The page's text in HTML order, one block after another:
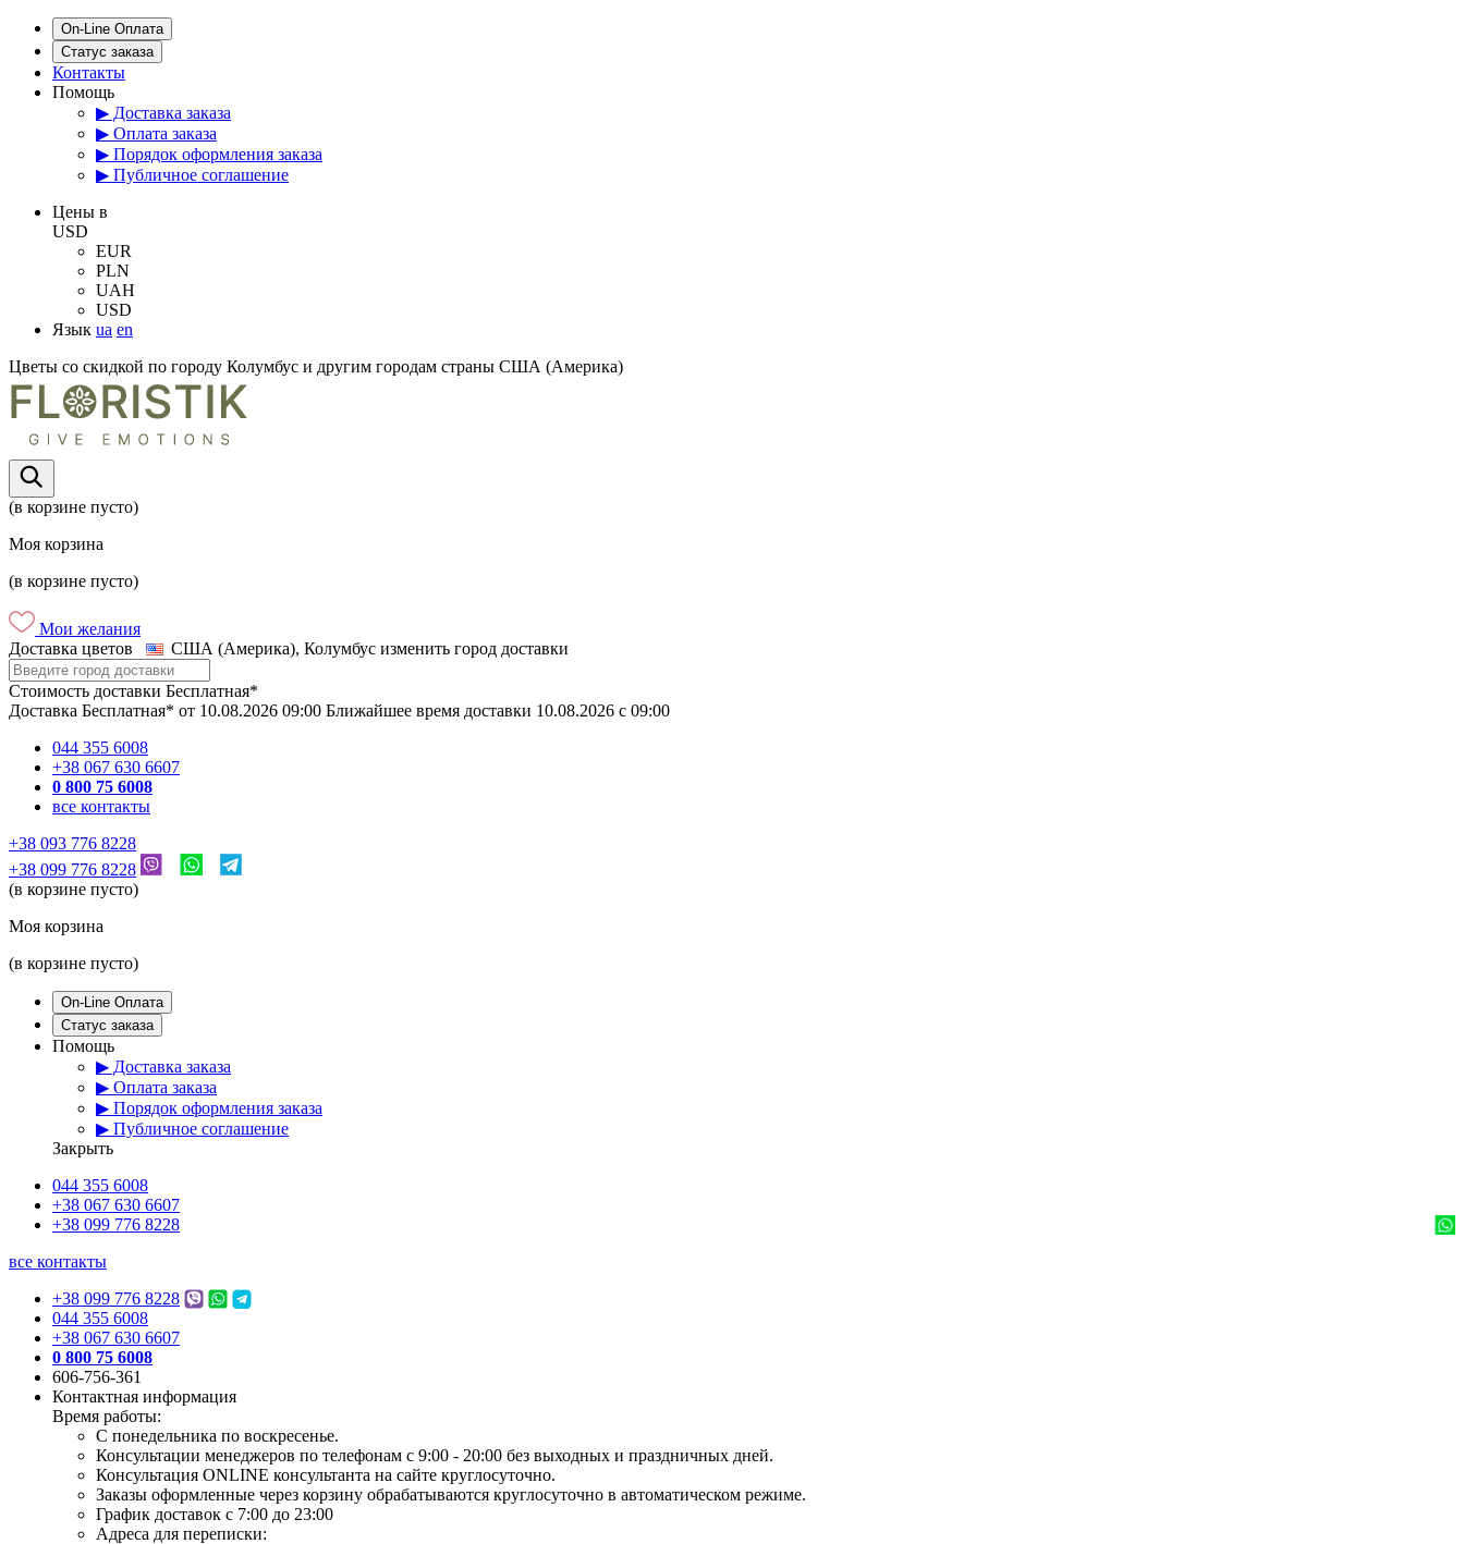
On-Line Оплата
Статус заказа
Контакты
Помощь
▶ Доставка заказа
▶ Оплата заказа
▶ Порядок оформления заказа
▶ Публичное соглашение
Цены в
USD
EUR
PLN
UAH
USD
Язык ua en
Цветы со скидкой по городу Колумбус и другим городам страны США (Америка)
(в корзине пусто)
Моя корзина
(в корзине пусто)
Мои желания
Доставка цветов
США (Америка), Колумбус изменить город доставки
Стоимость доставки Бесплатная*
Доставка Бесплатная* от 10.08.2026 09:00 Ближайшее время доставки 10.08.2026 c 09:00
044 355 6008
+38 067 630 6607
0 800 75 6008
все контакты
+38 093 776 8228
+38 099 776 8228
(в корзине пусто)
Моя корзина
(в корзине пусто)
On-Line Оплата
Статус заказа
Помощь
▶ Доставка заказа
▶ Оплата заказа
▶ Порядок оформления заказа
▶ Публичное соглашение
Закрыть
044 355 6008
+38 067 630 6607
+38 099 776 8228
все контакты
+38 099 776 8228
044 355 6008
+38 067 630 6607
0 800 75 6008
606-756-361
Контактная информация
Время работы:
С понедельника по воскресенье.
Консультации менеджеров по телефонам с 9:00 - 20:00 без выходных и праздничных дней.
Консультация ONLINE консультанта на сайте круглосуточно.
Заказы оформленные через корзину обрабатываются круглосуточно в автоматическом режиме.
График доставок с 7:00 до 23:00
Адреса для переписки: